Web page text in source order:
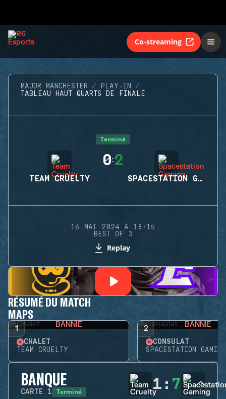
Co-streaming
MAJOR MANCHESTER
PLAY-IN
TABLEAU HAUT QUARTS DE FINALE
Terminé
TEAM CRUELTY
0:2
SPACESTATION GAMING
16 MAI 2024 À 18:15
BEST OF 3
Replay
RÉSUMÉ DU MATCH
MAPS
1 BANNIE
CHALET
TEAM CRUELTY
2 BANNIE
CONSULAT
SPACESTATION GAMING
BANQUE
CARTE 1 Terminé 1 : 7